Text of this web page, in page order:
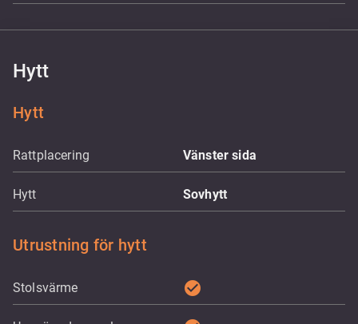
Hytt
Hytt
Rattplacering Vänster sida
Hytt Sovhytt
Utrustning för hytt
Stolsvärme check_circle